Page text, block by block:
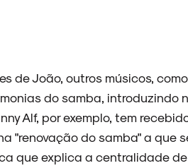
de João, outros músicos, como
do samba, introduzindo
Alf, por exemplo, tem
"renovação do samba" a que
que explica a centralidade